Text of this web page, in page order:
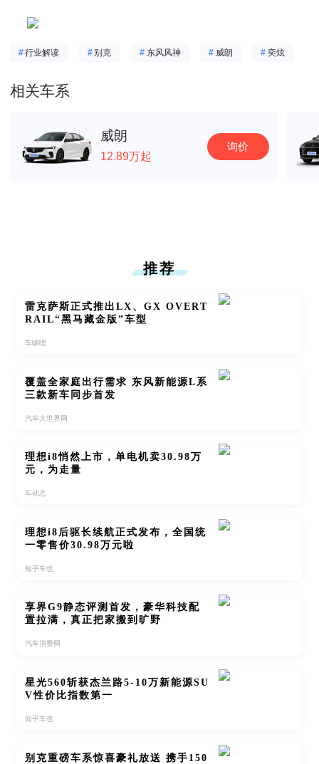
#行业解读 #别克 # 东风风神 # 威朗 # 奕炫
相关车系
威朗
12.89万起
询价
推荐
雷克萨斯正式推出LX、GX OVERT
RAIL“黑马藏金版”车型
车哆哩
覆盖全家庭出行需求 东风新能源L系
三款新车同步首发
汽车大世界网
理想i8悄然上市，单电机卖30.98万
元，为走量
车动态
理想i8后驱长续航正式发布，全国统
一零售价30.98万元啦
知乎车也
享界G9静态评测首发，豪华科技配
置拉满，真正把家搬到旷野
汽车消费网
星光560斩获杰兰路5-10万新能源SU
V性价比指数第一
知乎车也
别克重磅车系惊喜豪礼放送 携手150